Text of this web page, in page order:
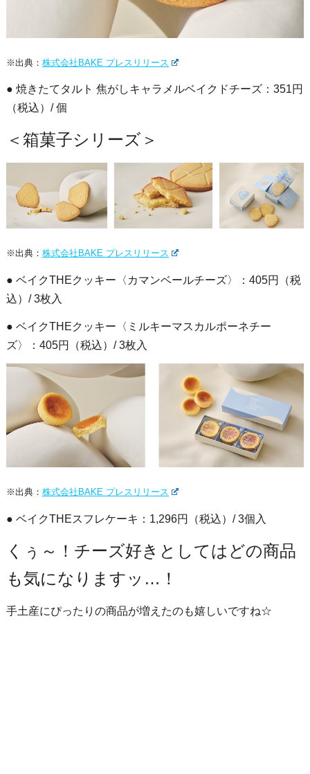
※出典： 株式会社BAKE プレスリリース
● 焼きたてタルト 焦がしキャラメルベイクドチーズ：351円
（税込）/ 個
＜箱菓子シリーズ＞
※出典： 株式会社BAKE プレスリリース
● ベイクTHEクッキー〈カマンベールチーズ〉：405円（税
込）/ 3枚入
● ベイクTHEクッキー〈ミルキーマスカルポーネチー
ズ〉：405円（税込）/ 3枚入
※出典： 株式会社BAKE プレスリリース
● ベイクTHEスフレケーキ：1,296円（税込）/ 3個入
くぅ～！チーズ好きとしてはどの商品
も気になりますッ…！
手土産にぴったりの商品が増えたのも嬉しいですね☆